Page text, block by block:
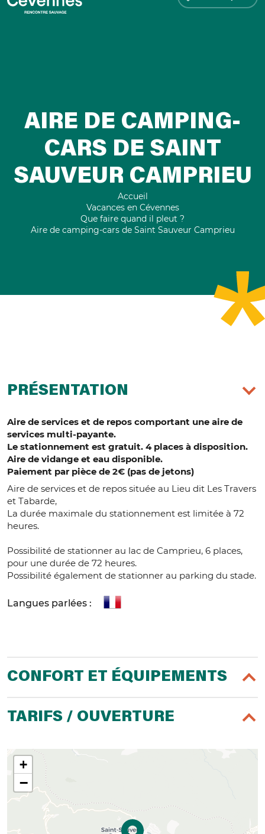
AIRE DE CAMPING-
CARS DE SAINT
SAUVEUR CAMPRIEU
Accueil
Vacances en Cévennes
Que faire quand il pleut ?
Aire de camping-cars de Saint Sauveur Camprieu
PRÉSENTATION
Aire de services et de repos comportant une aire de
services multi-payante.
Le stationnement est gratuit. 4 places à disposition.
Aire de vidange et eau disponible.
Paiement par pièce de 2€ (pas de jetons)
Aire de services et de repos située au Lieu dit Les Travers
et Tabarde,
La durée maximale du stationnement est limitée à 72
heures.
Possibilité de stationner au lac de Camprieu, 6 places,
pour une durée de 72 heures.
Possibilité également de stationner au parking du stade.
Langues parlées :
CONFORT ET ÉQUIPEMENTS
TARIFS / OUVERTURE
+
−